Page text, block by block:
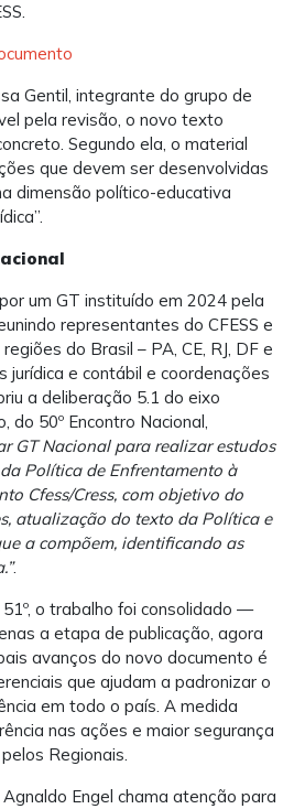
Gentil, integrante do grupo de
pela revisão, o novo texto
Segundo ela, o material
que devem ser desenvolvidas
dimensão político-educativa
um GT instituído em 2024 pela
representantes do CFESS e
do Brasil – PA, CE, RJ, DF e
jurídica e contábil e coordenações
a deliberação 5.1 do eixo
do 50º Encontro Nacional,
GT Nacional para realizar estudos
Política de Enfrentamento à
Cfess/Cress, com objetivo do
atualização do texto da Política e
a compõem, identificando as
.
o trabalho foi consolidado —
a etapa de publicação, agora
avanços do novo documento é
que ajudam a padronizar o
em todo o país. A medida
nas ações e maior segurança
Regionais.
Agnaldo Engel chama atenção para